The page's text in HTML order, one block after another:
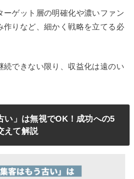
ーゲット層の明確化や濃いファン
作りなど、細かく戦略を立てる必
続できない限り、収益化は遠のい
い」は無視でOK！成功への5
えて解説